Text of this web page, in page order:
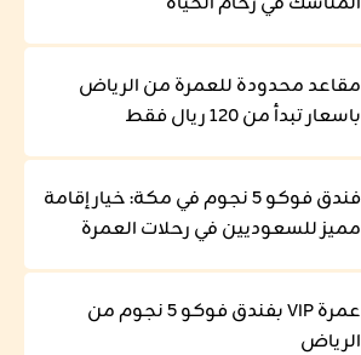
مقاعد محدودة للعمرة من الرياض
باسعار تبدأ من 120 ريال فقط
فندق فوكو 5 نجوم في مكة: خيار إقامة
مميز للسعوديين في رحلات العمرة
عمرة VIP بفندق فوكو 5 نجوم من
الرياض